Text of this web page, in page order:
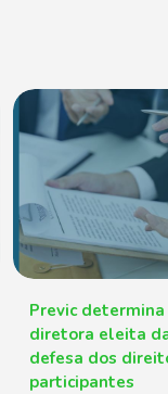
Previc
diretora eleita
defesa dos
participantes